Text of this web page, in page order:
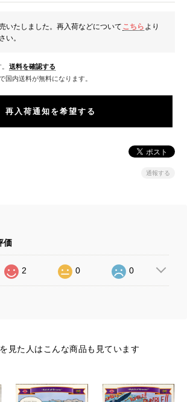
いたしました。再入荷などについて こちら より
い。
送料を確認する
国内送料が無料になります。
再入荷通知を希望する
通報する
価
2 0 0
見た人はこんな商品も見ています